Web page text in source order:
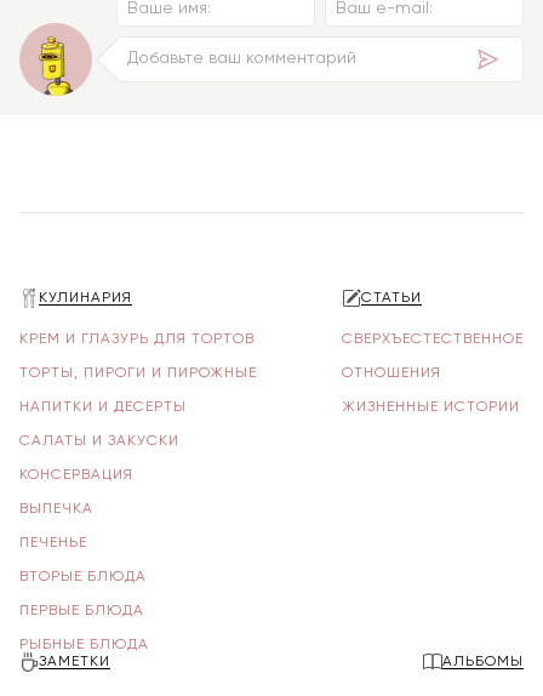
КУЛИНАРИЯ
КРЕМ И ГЛАЗУРЬ ДЛЯ ТОРТОВ
ТОРТЫ, ПИРОГИ И ПИРОЖНЫЕ
НАПИТКИ И ДЕСЕРТЫ
САЛАТЫ И ЗАКУСКИ
КОНСЕРВАЦИЯ
ВЫПЕЧКА
ПЕЧЕНЬЕ
ВТОРЫЕ БЛЮДА
ПЕРВЫЕ БЛЮДА
РЫБНЫЕ БЛЮДА
СТАТЬИ
СВЕРХЪЕСТЕСТВЕННОЕ
ОТНОШЕНИЯ
ЖИЗНЕННЫЕ ИСТОРИИ
ЗАМЕТКИ АЛЬБОМЫ